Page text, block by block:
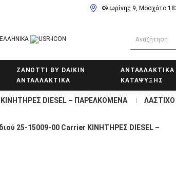
Φλωρίνης 9, Μοσχάτο
ΕΛΛΗΝΙΚΆ
ZANOTTI BY DAIKIN
ΑΝΤΑΛΛΑΚΤΙΚΑ
ΑΝΤΑΛΛΑΚΤΙΚΑ
ΚΑΤΑΨΥΞΗΣ
KΙΝΗΤΗΡΕΣ DIESEL – ΠΑΡΕΛΚΟΜΕΝΑ ΛΆΣΤΙΧΟ